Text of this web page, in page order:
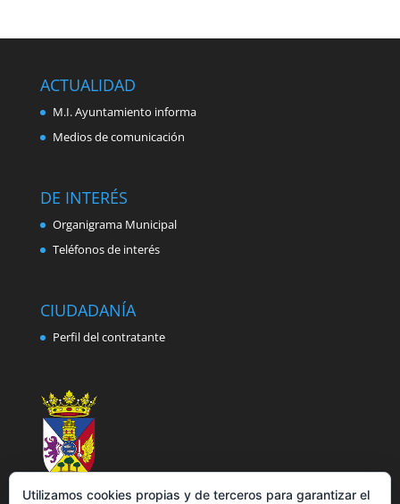
ACTUALIDAD
M.I. Ayuntamiento informa
Medios de comunicación
DE INTERÉS
Organigrama Municipal
Teléfonos de interés
CIUDADANÍA
Perfil del contratante
Utilizamos cookies propias y de terceros para garantizar el